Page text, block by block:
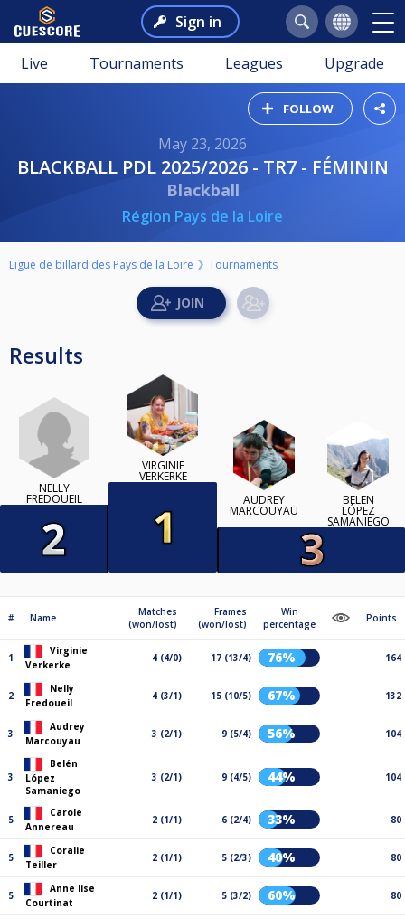
Sign in
Live Tournaments Leagues Upgrade
FOLLOW
May 23, 2026
BLACKBALL PDL 2025/2026 - TR7 - FÉMININ
Blackball
Région Pays de la Loire
Ligue de billard des Pays de la Loire Tournaments
Results
NELLY
FREDOUEIL
VIRGINIE
VERKERKE
AUDREY
MARCOUYAU
BELÉN
LÓPEZ
SAMANIEGO
# Name
Matches
(won/lost)
Frames
(won/lost)
Win
percentage
Points
1
Virginie
Verkerke
4 (4/0) 17 (13/4) 76% 164
2
Nelly
Fredoueil
4 (3/1) 15 (10/5) 67% 132
3
Audrey
Marcouyau
3 (2/1) 9 (5/4) 56% 104
3
Belén
López
Samaniego
3 (2/1) 9 (4/5) 44% 104
5
Carole
Annereau
2 (1/1) 6 (2/4) 33% 80
5
Coralie
Teiller
2 (1/1) 5 (2/3) 40% 80
5
Anne lise
Courtinat
2 (1/1) 5 (3/2) 60% 80